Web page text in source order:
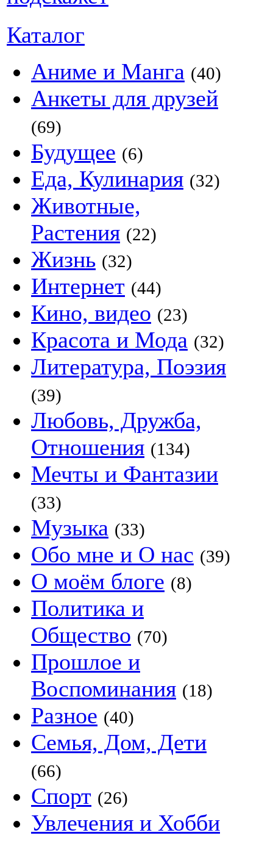
Каталог
Аниме и Манга (40)
Анкеты для друзей
(69)
Будущее (6)
Еда, Кулинария (32)
Животные,
Растения (22)
Жизнь (32)
Интернет (44)
Кино, видео (23)
Красота и Мода (32)
Литература, Поэзия
(39)
Любовь, Дружба,
Отношения (134)
Мечты и Фантазии
(33)
Музыка (33)
Обо мне и О нас (39)
О моём блоге (8)
Политика и
Общество (70)
Прошлое и
Воспоминания (18)
Разное (40)
Семья, Дом, Дети
(66)
Спорт (26)
Увлечения и Хобби